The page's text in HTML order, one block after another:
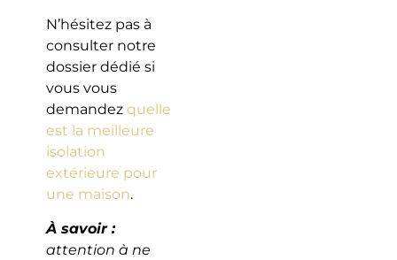
N’hésitez pas à
consulter notre
dossier dédié si
vous vous
demandez quelle
est la meilleure
isolation
extérieure pour
une maison.
À savoir :
attention à ne